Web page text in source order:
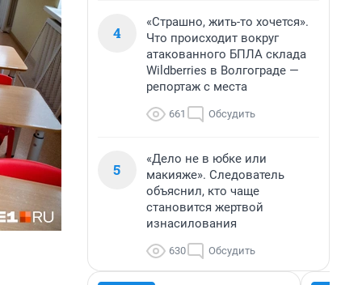
4
«Страшно, жить-то хочется».
Что происходит вокруг
атакованного БПЛА склада
Wildberries в Волгограде —
репортаж с места
661 Обсудить
5
«Дело не в юбке или
макияже». Следователь
объяснил, кто чаще
становится жертвой
изнасилования
630 Обсудить